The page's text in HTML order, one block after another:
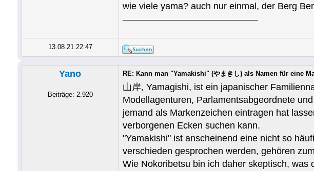
wie viele yama? auch nur einmal, der Berg
13.08.21 22:47
Yano
Beiträge: 2.920
RE: Kann man "Yamakishi" (やまきし) als Namen für eine
山岸, Yamagishi, ist ein japanischer
Modellagenturen, Parlamentsabgeordnete
jemand als Markenzeichen eintragen hat
verborgenen Ecken suchen kann.
"Yamakishi" ist anscheinend eine nicht so
verschieden gesprochen werden, gehören
Wie Nokoribetsu bin ich daher skeptisch,